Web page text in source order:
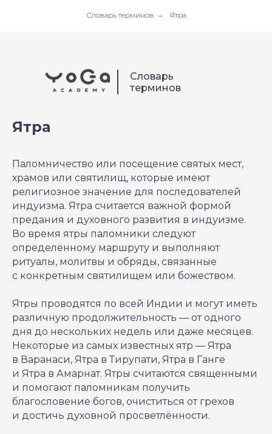
Словарь терминов → Ятра
Словарь
терминов
Ятра
Паломничество или посещение святых мест,
храмов или святилищ, которые имеют
религиозное значение для последователей
индуизма. Ятра считается важной формой
предания и духовного развития в индуизме.
Во время ятры паломники следуют
определённому маршруту и выполняют
ритуалы, молитвы и обряды, связанные
с конкретным святилищем или божеством.
Ятры проводятся по всей Индии и могут иметь
различную продолжительность — от одного
дня до нескольких недель или даже месяцев.
Некоторые из самых известных ятр — Ятра
в Варанаси, Ятра в Тирупати, Ятра в Ганге
и Ятра в Амарнат. Ятры считаются священными
и помогают паломникам получить
благословение богов, очиститься от грехов
и достичь духовной просветлённости.